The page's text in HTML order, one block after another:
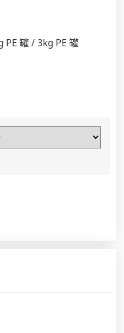
PE 罐 / 3kg PE 罐